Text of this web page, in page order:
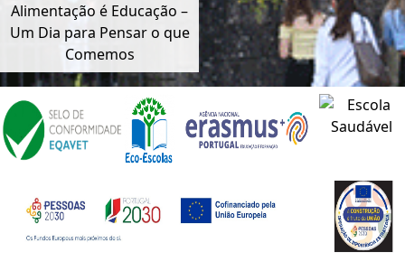
Alimentação é Educação –
Um Dia para Pensar o que
Comemos